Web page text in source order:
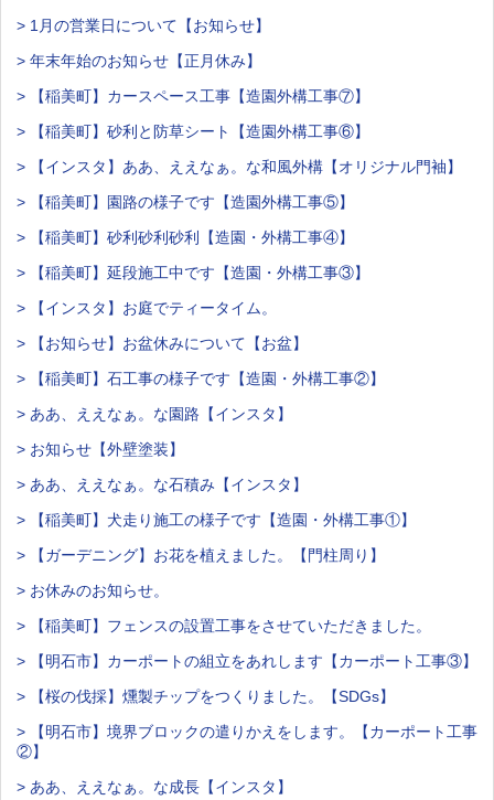
> 1月の営業日について【お知らせ】
> 年末年始のお知らせ【正月休み】
> 【稲美町】カースペース工事【造園外構工事⑦】
> 【稲美町】砂利と防草シート【造園外構工事⑥】
> 【インスタ】ああ、ええなぁ。な和風外構【オリジナル門袖】
> 【稲美町】園路の様子です【造園外構工事⑤】
> 【稲美町】砂利砂利砂利【造園・外構工事④】
> 【稲美町】延段施工中です【造園・外構工事③】
> 【インスタ】お庭でティータイム。
> 【お知らせ】お盆休みについて【お盆】
> 【稲美町】石工事の様子です【造園・外構工事②】
> ああ、ええなぁ。な園路【インスタ】
> お知らせ【外壁塗装】
> ああ、ええなぁ。な石積み【インスタ】
> 【稲美町】犬走り施工の様子です【造園・外構工事①】
> 【ガーデニング】お花を植えました。【門柱周り】
> お休みのお知らせ。
> 【稲美町】フェンスの設置工事をさせていただきました。
> 【明石市】カーポートの組立をあれします【カーポート工事③】
> 【桜の伐採】燻製チップをつくりました。【SDGs】
> 【明石市】境界ブロックの遣りかえをします。【カーポート工事
②】
> ああ、ええなぁ。な成長【インスタ】